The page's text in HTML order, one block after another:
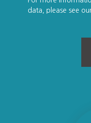
data, please see